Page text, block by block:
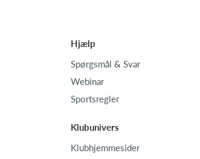
Hjælp
Spørgsmål & Svar
Webinar
Sportsregler
Klubunivers
Klubhjemmesider